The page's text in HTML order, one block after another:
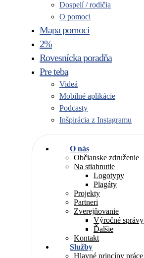
Dospelí / rodičia
O pomoci
Mapa pomoci
2%
Rovesnícka poradňa
Pre teba
Videá
Mobilné aplikácie
Podcasty
Inšpirácia z Instagramu
O nás
Občianske združenie
Na stiahnutie
Logotypy
Plagáty
Projekty
Partneri
Zverejňovanie
Výročné správy
Ďalšie
Kontakt
Služby
Hlavné princípy práce